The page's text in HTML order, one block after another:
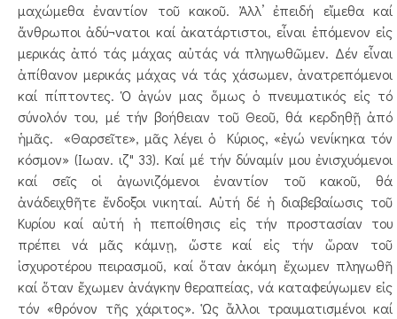
μαχώμεθα ἐναντίον τοῦ κακοῦ. Ἀλλ’ ἐπειδή εἴμεθα καί
ἄνθρωποι ἀδύ¬νατοι καί ἀκατάρτιστοι, εἶναι ἑπόμενον εἰς
μερικάς ἀπό τάς μάχας αὐτάς νά πληγωθῶμεν. Δέν εἶναι
ἀπίθανον μερικάς μάχας νά τάς χάσωμεν, ἀνατρεπόμενοι
καί πίπτοντες. Ὁ ἀγών μας ὅμως ὁ πνευματικός εἰς τό
σύνολόν του, μέ τήν βοήθειαν τοῦ Θεοῦ, θά κερδηθῇ ἀπό
ἡμᾶς. «Θαρσεῖτε», μᾶς λέγει ὁ Κύριος, «ἐγώ νενίκηκα τόν
κόσμον» (Ιωαν. ιζ" 33). Καί μέ τήν δύναμίν μου ἐνισχυόμενοι
καί σεῖς οἱ ἀγωνιζόμενοι ἐναντίον τοῦ κακοῦ, θά
ἀνάδειχθῆτε ἔνδοξοι νικηταί. Αὐτή δέ ἡ διαβεβαίωσις τοῦ
Κυρίου καί αὐτή ἡ πεποίθησις εἰς τήν προστασίαν του
πρέπει νά μᾶς κάμνῃ, ὥστε καί εἰς τήν ὥραν τοῦ
ἰσχυροτέρου πειρασμοῦ, καί ὅταν ἀκόμη ἔχωμεν πληγωθῆ
καί ὅταν ἔχωμεν ἀνάγκην θεραπείας, νά καταφεύγωμεν εἰς
τόν «θρόνον τῆς χάριτος». Ὡς ἄλλοι τραυματισμένοι καί